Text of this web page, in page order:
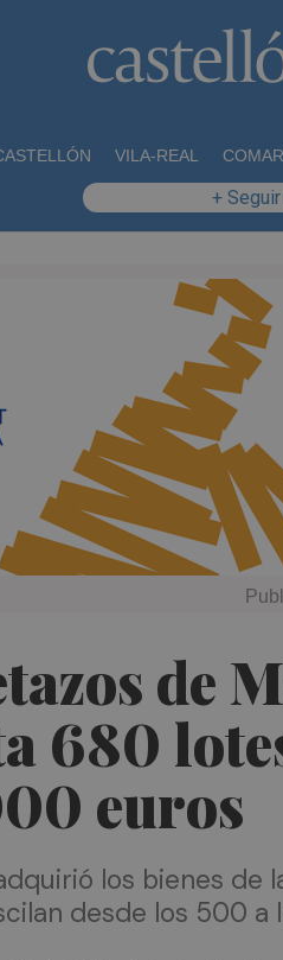
VILA-REAL
+
de
680
euros
los bienes de
desde los 500 a